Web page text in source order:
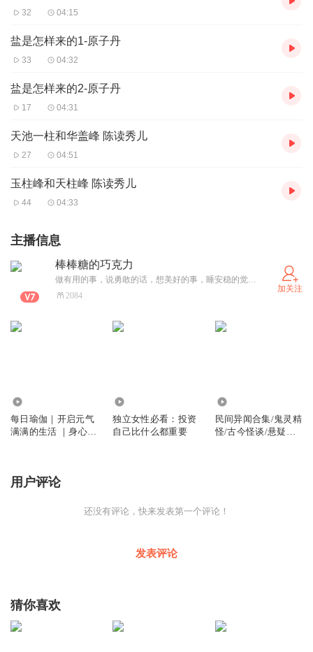
32 04:15
盐是怎样来的1-原子丹
33 04:32
盐是怎样来的2-原子丹
17 04:31
天池一柱和华盖峰 陈读秀儿
27 04:51
玉柱峰和天柱峰 陈读秀儿
44 04:33
主播信息
棒棒糖的巧克力
做有用的事，说勇敢的话，想美好的事，睡安稳的觉。 我读，你听，用内心的声音温暖你，把时间放在进步上，去做更好的自己！
2084
加关注
每日瑜伽｜开启元气
满满的生活 ｜身心平
独立女性必看：投资
自己比什么都重要
民间异闻合集/鬼灵精
怪/古今怪谈/悬疑惊
用户评论
还没有评论，快来发表第一个评论！
发表评论
猜你喜欢